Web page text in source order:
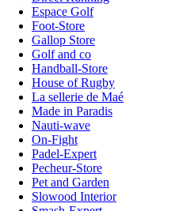
Espace Golf
Foot-Store
Gallop Store
Golf and co
Handball-Store
House of Rugby
La sellerie de Maé
Made in Paradis
Nauti-wave
On-Fight
Padel-Expert
Pecheur-Store
Pet and Garden
Slowood Interior